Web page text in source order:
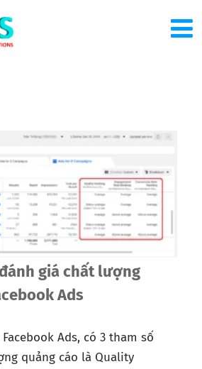
giá chất lượng
Ads
Ads, có 3 tham số
quảng cáo là Quality